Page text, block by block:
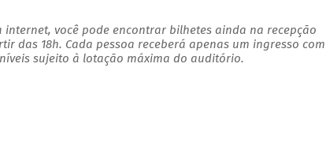
você pode encontrar bilhetes ainda na recepção
das 18h. Cada pessoa receberá apenas um ingresso com
sujeito à lotação máxima do auditório.